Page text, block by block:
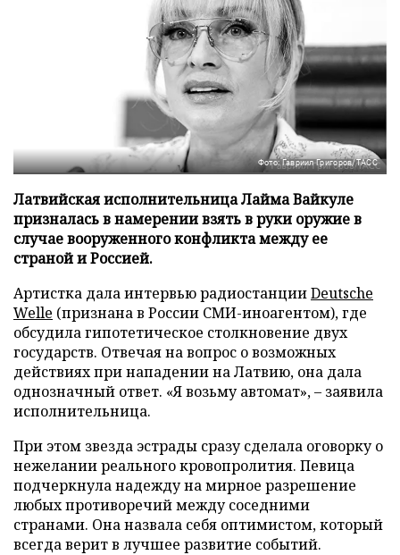
Фото: Гавриил Григоров/ТАСС
Латвийская исполнительница Лайма Вайкуле
призналась в намерении взять в руки оружие в
случае вооруженного конфликта между ее
страной и Россией.
Артистка дала интервью радиостанцииDeutsche
Welle (признана в России СМИ-иноагентом), где
обсудила гипотетическое столкновение двух
государств. Отвечая на вопрос о возможных
действиях при нападении на Латвию, она дала
однозначный ответ. «Я возьму автомат», – заявила
исполнительница.
При этом звезда эстрады сразу сделала оговорку о
нежелании реального кровопролития. Певица
подчеркнула надежду на мирное разрешение
любых противоречий между соседними
странами. Она назвала себя оптимистом, который
всегда верит в лучшее развитие событий.